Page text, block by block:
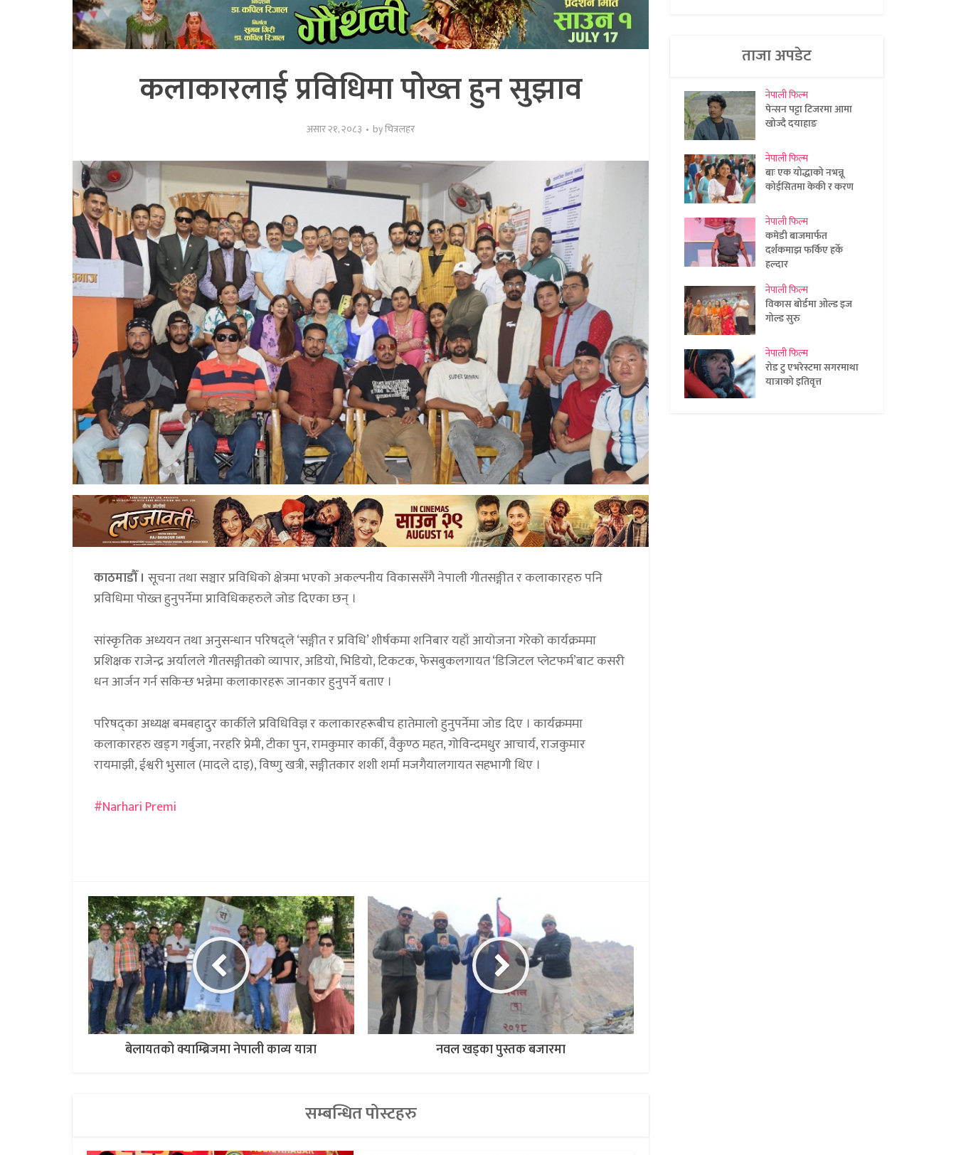
कलाकारलाई प्रविधिमा पोख्त हुन सुझाव
असार २१, २०८३ byचित्रलहर
काठमाडौँ । सूचना तथा सञ्चार प्रविधिको क्षेत्रमा भएको अकल्पनीय विकाससँगै नेपाली गीतसङ्गीत र कलाकारहरु पनि
प्रविधिमा पोख्त हुनुपर्नेमा प्राविधिकहरुले जोड दिएका छन् ।
सांस्कृतिक अध्ययन तथा अनुसन्धान परिषद्ले ‘सङ्गीत र प्रविधि’ शीर्षकमा शनिबार यहाँ आयोजना गरेको कार्यक्रममा
प्रशिक्षक राजेन्द्र अर्यालले गीतसङ्गीतको व्यापार, अडियो, भिडियो, टिकटक, फेसबुकलगायत ‘डिजिटल प्लेटफर्म’बाट कसरी
धन आर्जन गर्न सकिन्छ भन्नेमा कलाकारहरू जानकार हुनुपर्ने बताए ।
परिषद्का अध्यक्ष बमबहादुर कार्कीले प्रविधिविज्ञ र कलाकारहरूबीच हातेमालो हुनुपर्नेमा जोड दिए । कार्यक्रममा
कलाकारहरु खड्ग गर्बुजा, नरहरि प्रेमी, टीका पुन, रामकुमार कार्की, वैकुण्ठ महत, गोविन्दमधुर आचार्य, राजकुमार
रायमाझी, ईश्वरी भुसाल (मादले दाइ), विष्णु खत्री, सङ्गीतकार शशी शर्मा मजगैयालगायत सहभागी थिए ।
Narhari Premi
बेलायतको क्याम्ब्रिजमा नेपाली काव्य यात्रा नवल खड्का पुस्तक बजारमा
सम्बन्धित पोस्टहरु
ताजा अपडेट
नेपाली फिल्म
पेन्सन पट्टा टिजरमा आमा
खोज्दै दयाहाङ
नेपाली फिल्म
बाः एक योद्धाको नभन्नू
कोईसितमा केकी र करण
नेपाली फिल्म
कमेडी बाजमार्फत
दर्शकमाझ फर्किए हर्के
हल्दार
नेपाली फिल्म
विकास बोर्डमा ओल्ड इज
गोल्ड सुरु
नेपाली फिल्म
रोड टु एभरेस्टमा सगरमाथा
यात्राको इतिवृत्त